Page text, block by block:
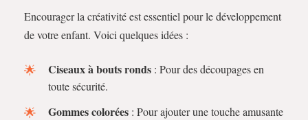
Encourager la créativité est essentiel pour le développement
de votre enfant. Voici quelques idées :
Ciseaux à bouts ronds : Pour des découpages en
toute sécurité.
Gommes colorées : Pour ajouter une touche amusante